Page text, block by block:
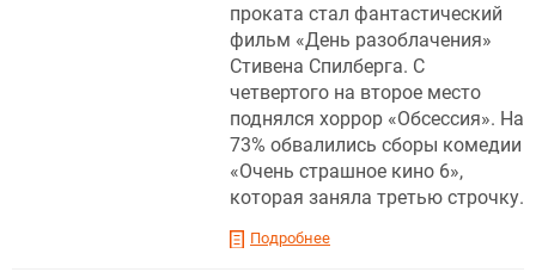
проката стал фантастический
фильм «День разоблачения»
Стивена Спилберга. С
четвертого на второе место
поднялся хоррор «Обсессия». На
73% обвалились сборы комедии
«Очень страшное кино 6»,
которая заняла третью строчку.
Подробнее